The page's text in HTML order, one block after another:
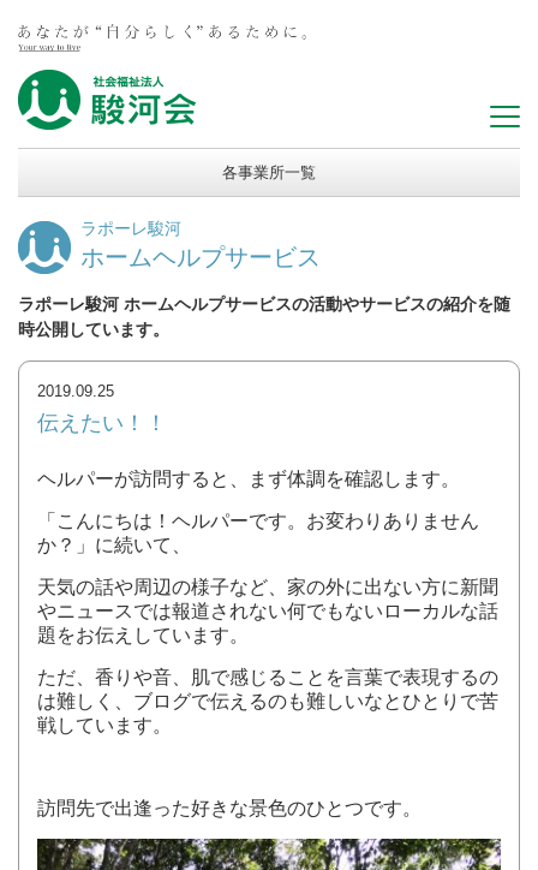
各事業所一覧
ラポーレ駿河
ホームヘルプサービス
ラポーレ駿河 ホームヘルプサービスの活動やサービスの紹介を随
時公開しています。
2019.09.25
伝えたい！！
ヘルパーが訪問すると、まず体調を確認します。
「こんにちは！ヘルパーです。お変わりありません
か？」 に続いて、
天気の話や周辺の様子など、家の外に出ない方に新聞
やニュースでは報道されない何でもないローカルな話
題をお伝えしています。
ただ、香りや音、肌で感じることを言葉で表現するの
は難しく、ブログで伝えるのも難しいなとひとりで苦
戦しています。
訪問先で出逢った好きな景色のひとつです。